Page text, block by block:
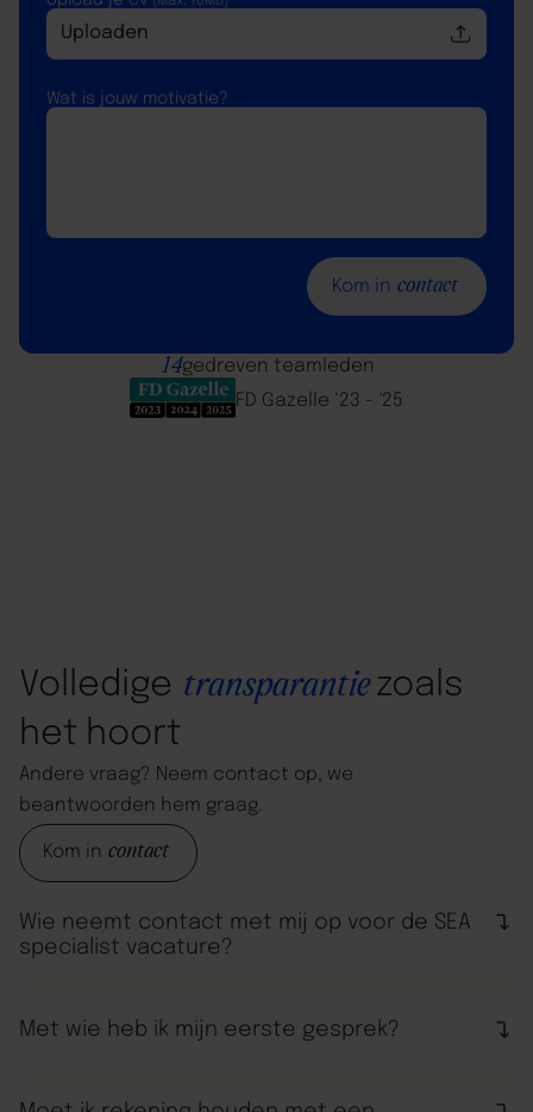
Uploaden
Wat is jouw motivatie?
Kom in contact
14gedreven teamleden
FD Gazelle ‘23 - '25
Volledige transparantie zoals
het hoort
Andere vraag? Neem contact op, we
beantwoorden hem graag.
Kom in contact
Wie neemt contact met mij op voor de SEA
specialist vacature?
specialist met alle benodigde informatie neemt Brian
contact met je op om telefonisch kennis te maken!
Met wie heb ik mijn eerste gesprek?
Jennifer.